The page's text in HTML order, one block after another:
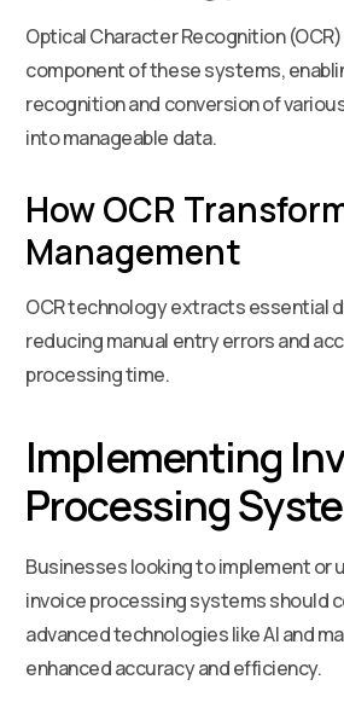
Optical Character Recognition
component of these systems,
recognition and conversion of
into manageable data.
How OCR
Management
OCR technology extracts essential
reducing manual entry errors and
processing time.
Implementing
Processing
Businesses looking to implement or
invoice processing systems should
advanced technologies like AI and
enhanced accuracy and efficiency.